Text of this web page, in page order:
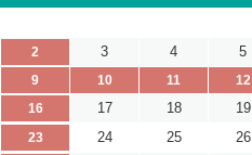
2
3 4 5
9
10 11 12
16
17 18 19
23
24 25 26